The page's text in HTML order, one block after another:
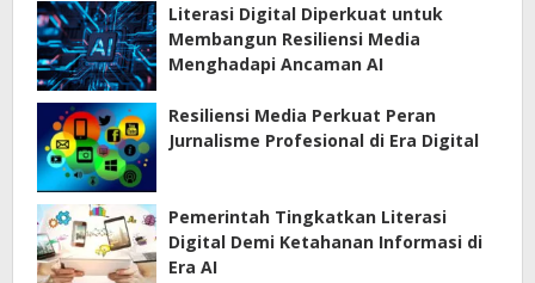
Literasi Digital Diperkuat untuk
Membangun Resiliensi Media
Menghadapi Ancaman AI
Resiliensi Media Perkuat Peran
Jurnalisme Profesional di Era Digital
Pemerintah Tingkatkan Literasi
Digital Demi Ketahanan Informasi di
Era AI